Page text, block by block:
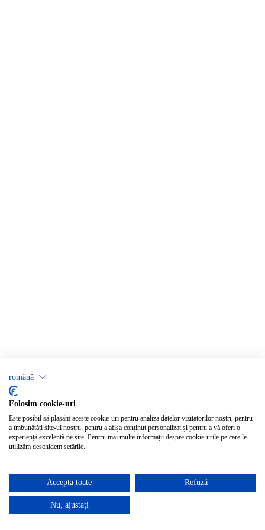
română
Folosim cookie-uri
Este posibil să plasăm aceste cookie-uri pentru analiza datelor vizitatorilor noștri, pentru
a îmbunătăți site-ul nostru, pentru a afișa conținut personalizat și pentru a vă oferi o
experiență excelentă pe site. Pentru mai multe informații despre cookie-urile pe care le
utilizăm deschidem setările.
Accepta toate Refuză
Nu, ajustați